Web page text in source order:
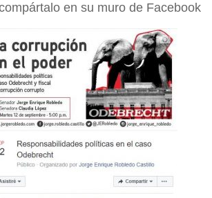
en su muro de Facebook